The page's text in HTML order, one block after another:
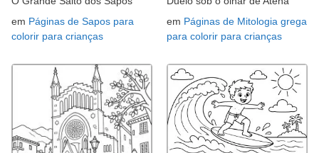
em Páginas de Sapos para
colorir para crianças
em Páginas de Mitologia grega
para colorir para crianças